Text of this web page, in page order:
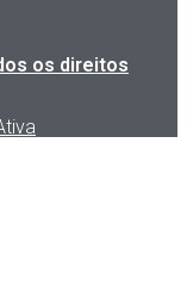
os direitos